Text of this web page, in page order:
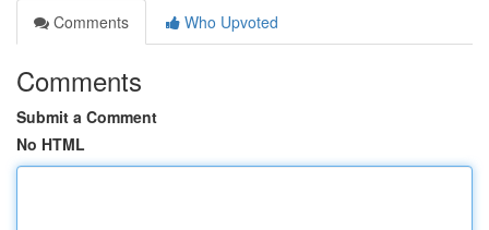
Comments
Who Upvoted
Comments
Submit a Comment
No HTML